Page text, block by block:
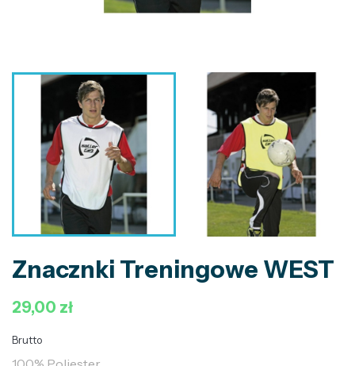
Znacznki Treningowe WEST
29,00 zł
Brutto